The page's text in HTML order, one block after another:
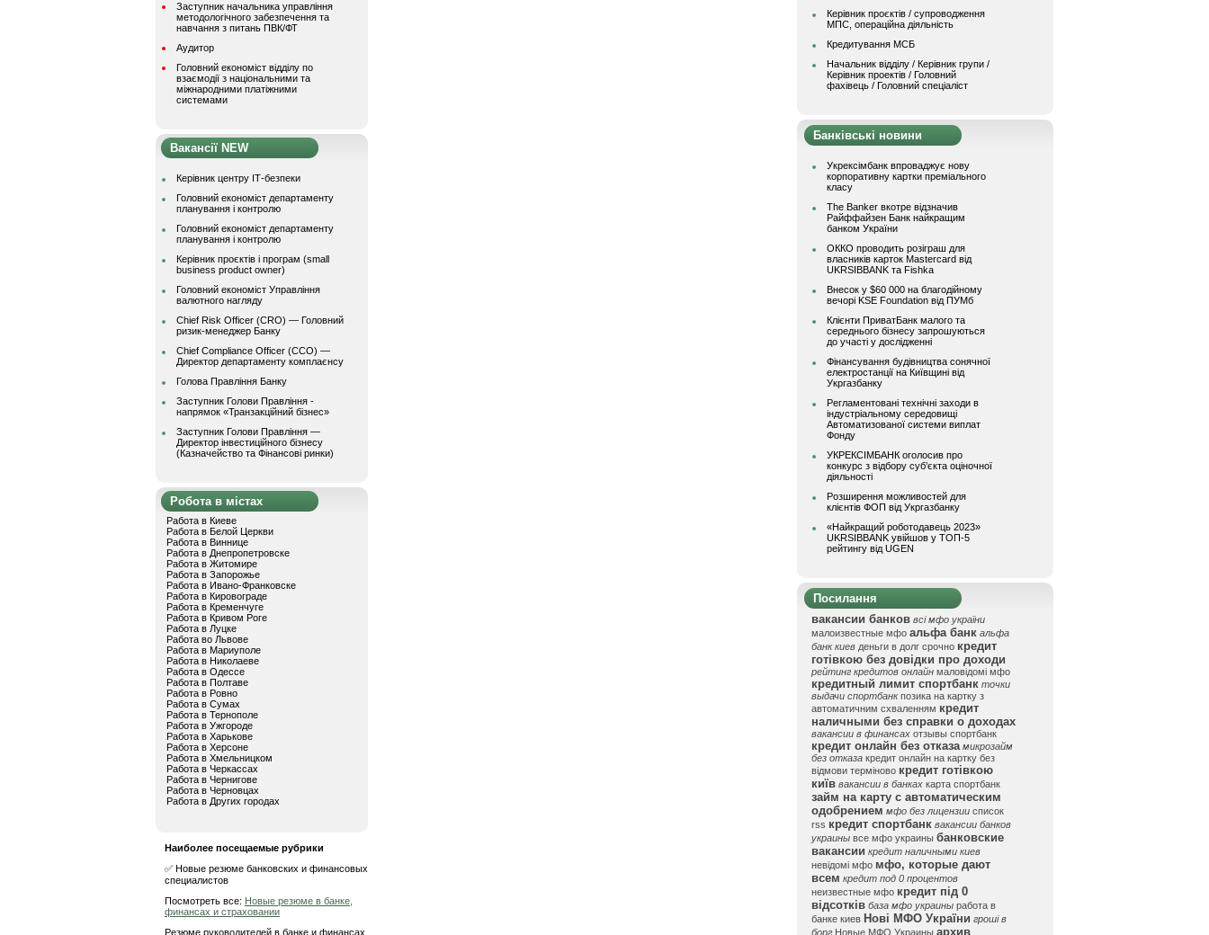
Заступник начальника управління
методологічного забезпечення та
навчання з питань ПВК/ФТ
Аудитор
Головний економіст відділу по
взаємодії з національними та
міжнародними платіжними
системами
Вакансії NEW
Керівник центру ІТ-безпеки
Головний економіст департаменту
планування і контролю
Головний економіст департаменту
планування і контролю
Керівник проєктів і програм (small
business product owner)
Головний економіст Управління
валютного нагляду
Chief Risk Officer (CRO) — Головний
ризик-менеджер Банку
Chief Compliance Officer (CCO) —
Директор департаменту комплаєнсу
Голова Правління Банку
Заступник Голови Правління -
напрямок «Транзакційний бізнес»
Заступник Голови Правління —
Директор інвестиційного бізнесу
(Казначейство та Фінансові ринки)
Робота в містах
Работа в Киеве
Работа в Белой Церкви
Работа в Виннице
Работа в Днепропетровске
Работа в Житомире
Работа в Запорожье
Работа в Ивано-Франковске
Работа в Кировограде
Работа в Кременчуге
Работа в Кривом Роге
Работа в Луцке
Работа во Львове
Работа в Мариуполе
Работа в Николаеве
Работа в Одессе
Работа в Полтаве
Работа в Ровно
Работа в Сумах
Работа в Тернополе
Работа в Ужгороде
Работа в Харькове
Работа в Херсоне
Работа в Хмельницком
Работа в Черкассах
Работа в Чернигове
Работа в Черновцах
Работа в Других городах
Наиболее посещаемые рубрики
✅ Новые резюме банковских и финансовых
специалистов
Посмотреть все: Новые резюме в банке,
финансах и страховании
Резюме руководителей в банке и финансах
Керівник проєктів / супроводження
МПС, операційна діяльність
Кредитування МСБ
Начальник вiддiлу / Керівник групи /
Керівник проектів / Головний
фахівець / Головний спеціаліст
Банківські новини
Укрексімбанк впроваджує нову
корпоративну картки преміального
класу
The Banker вкотре відзначив
Райффайзен Банк найкращим
банком України
ОККО проводить розіграш для
власників карток Mastercard від
UKRSIBBANK та Fishka
Внесок у $60 000 на благодійному
вечорі KSE Foundation від ПУМб
Клієнти ПриватБанк малого та
середнього бізнесу запрошуються
до участі у дослідженні
Фінансування будівництва сонячної
електростанції на Київщині від
Укргазбанку
Регламентовані технічні заходи в
індустріальному середовищі
Автоматизованої системи виплат
Фонду
УКРЕКСІМБАНК оголосив про
конкурс з відбору суб’єкта оціночної
діяльності
Розширення можливостей для
клієнтів ФОП від Укргазбанку
«Найкращий роботодавець 2023»
UKRSIBBANK увійшов у ТОП-5
рейтингу від UGEN
Посилання
вакансии банков всі мфо україни
малоизвестные мфо альфа банк альфа
банк киев деньги в долг срочно кредит
готівкою без довідки про доходи
рейтинг кредитов онлайн маловідомі мфо
кредитный лимит спортбанк точки
выдачи спортбанк позика на картку з
автоматичним схваленням кредит
наличными без справки о доходах
вакансии в финансах отзывы спортбанк
кредит онлайн без отказа микрозайм
без отказа кредит онлайн на картку без
відмови терміново кредит готівкою
київ вакансии в банках карта спортбанк
займ на карту с автоматическим
одобрением мфо без лицензии список
rss кредит спортбанк вакансии банков
украины все мфо украины банковские
вакансии кредит наличными киев
невідомі мфо мфо, которые дают
всем кредит под 0 процентов
неизвестные мфо кредит під 0
відсотків база мфо украины работа в
банке киев Нові МФО України гроші в
борг Новые МФО Украины архив